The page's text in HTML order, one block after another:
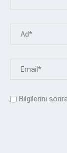
Bilgilerini